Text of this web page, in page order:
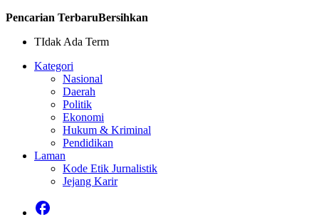
Pencarian TerbaruBersihkan
TIdak Ada Term
Kategori
Nasional
Daerah
Politik
Ekonomi
Hukum & Kriminal
Pendidikan
Laman
Kode Etik Jurnalistik
Jejang Karir